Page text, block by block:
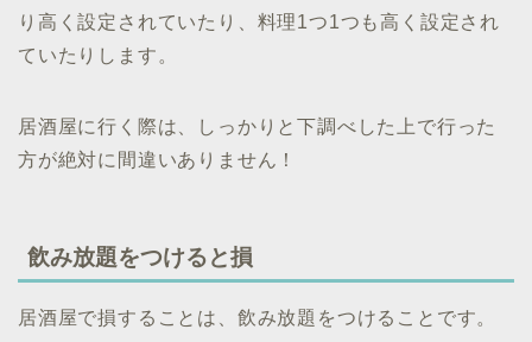
り高く設定されていたり、料理1つ1つも高く設定され
ていたりします。
居酒屋に行く際は、しっかりと下調べした上で行った
方が絶対に間違いありません！
飲み放題をつけると損
居酒屋で損することは、飲み放題をつけることです。